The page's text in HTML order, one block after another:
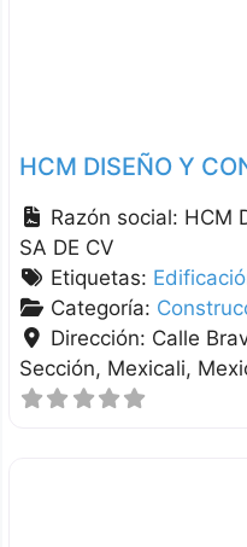
HCM DISEÑO Y
Razón social: HCM
SA DE CV
Etiquetas:
Categoría:
Dirección: Calle
Sección, Mexicali